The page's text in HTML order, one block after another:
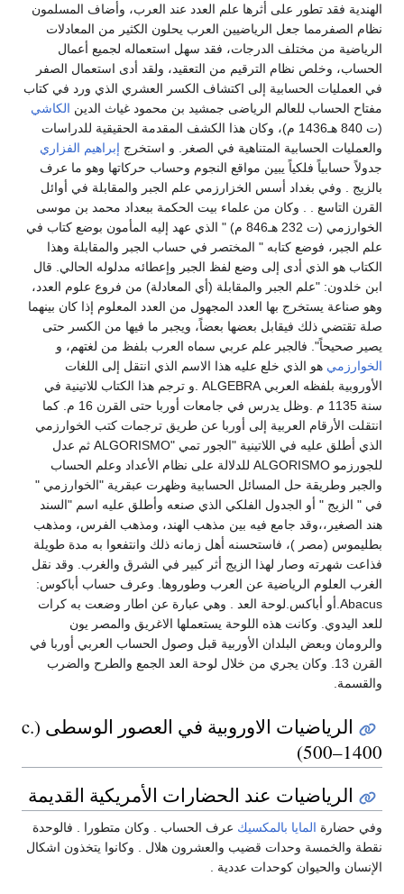
الهندية فقد تطور على أثرها علم العدد عند العرب، وأضاف المسلمون
نظام الصفرمما جعل الرياضيين العرب يحلون الكثير من المعادلات
الرياضية من مختلف الدرجات، فقد سهل استعماله لجميع أعمال
الحساب، وخلص نظام الترقيم من التعقيد، ولقد أدى استعمال الصفر
في العمليات الحسابية إلى اكتشاف الكسر العشري الذي ورد في كتاب
مفتاح الحساب للعالم الرياضى جمشيد بن محمود غياث الدين الكاشي
(ت 840 هـ1436 م)، وكان هذا الكشف المقدمة الحقيقية للدراسات
والعمليات الحسابية المتناهية في الصغر. و استخرج إبراهيم الفزاري
جدولاً حسابياً فلكياً يبين مواقع النجوم وحساب حركاتها وهو ما عرف
بالزيج . وفي بغداد أسس الخزارزمي علم الجبر والمقابلة في أوائل
القرن التاسع . . وكان من علماء بيت الحكمة ببعداد محمد بن موسى
الخوارزمي (ت 232 هـ846 م) " الذي عهد إليه المأمون بوضع كتاب في
علم الجبر، فوضع كتابه " المختصر في حساب الجبر والمقابلة وهذا
الكتاب هو الذي أدى إلى وضع لفظ الجبر وإعطائه مدلوله الحالي. قال
ابن خلدون: "علم الجبر والمقابلة (أي المعادلة) من فروع علوم العدد،
وهو صناعة يستخرج بها العدد المجهول من العدد المعلوم إذا كان بينهما
صلة تقتضي ذلك فيقابل بعضها بعضاً، ويجبر ما فيها من الكسر حتى
يصير صحيحاً". فالجبر علم عربي سماه العرب بلفظ من لغتهم، و
الخوارزمي هو الذي خلع عليه هذا الاسم الذي انتقل إلى اللغات
الأوروبية بلفظه العربي ALGEBRA .و ترجم هذا الكتاب للاتينية في
سنة 1135 م .وظل يدرس في جامعات أوربا حتى القرن 16 م. كما
انتقلت الأرقام العربية إلى أوربا عن طريق ترجمات كتب الخوارزمي
الذي أطلق عليه في اللاتينية "الجور تمي "ALGORISMO ثم عدل
للجورزمو ALGORISMO للدلالة على نظام الأعداد وعلم الحساب
والجبر وطريقة حل المسائل الحسابية وظهرت عبقرية "الخوارزمي "
في " الزيج " أو الجدول الفلكي الذي صنعه وأطلق عليه اسم "السند
هند الصغير،،وقد جامع فيه بين مذهب الهند، ومذهب الفرس، ومذهب
بطليموس (مصر )، فاستحسنه أهل زمانه ذلك وانتفعوا به مدة طويلة
فذاعت شهرته وصار لهذا الزيج أثر كبير في الشرق والغرب. وقد نقل
الغرب العلوم الرياضية عن العرب وطوروها. وعرف حساب أباكوس:
Abacus.أو أباكس.لوحة العد . وهي عبارة عن اطار وضعت به كرات
للعد اليدوي. وكانت هذه اللوحة يستعملها الاغريق والمصر يون
والرومان وبعض البلدان الأوربية قبل وصول الحساب العربي أوربا في
القرن 13. وكان يجري من خلال لوحة العد الجمع والطرح والضرب
والقسمة.
الرياضيات الاوروبية في العصور الوسطى (c.
500–1400)
الرياضيات عند الحضارات الأمريكية القديمة
وفي حضارة المايا بالمكسيك عرف الحساب . وكان متطورا . فالوحدة
نقطة والخمسة وحدات قضيب والعشرون هلال . وكانوا يتخذون اشكال
الإنسان والحيوان كوحدات عددية .